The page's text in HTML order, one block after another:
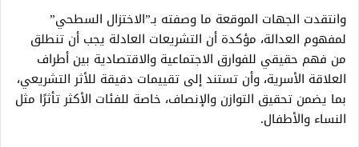
وانتقدت الجهات الموقعة ما وصفته بـ”الاختزال السطحي”
لمفهوم العدالة، مؤكدة أن التشريعات العادلة يجب أن تنطلق
من فهم حقيقي للفوارق الاجتماعية والاقتصادية بين أطراف
العلاقة الأسرية، وأن تستند إلى تقييمات دقيقة للأثر التشريعي،
بما يضمن تحقيق التوازن والإنصاف، خاصة للفئات الأكثر تأثرًا مثل
النساء والأطفال.